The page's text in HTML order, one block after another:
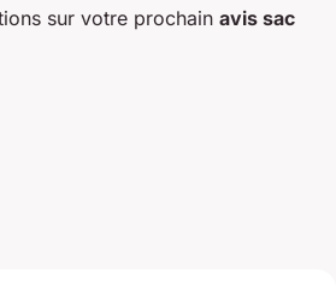
sur votre prochain avis sac